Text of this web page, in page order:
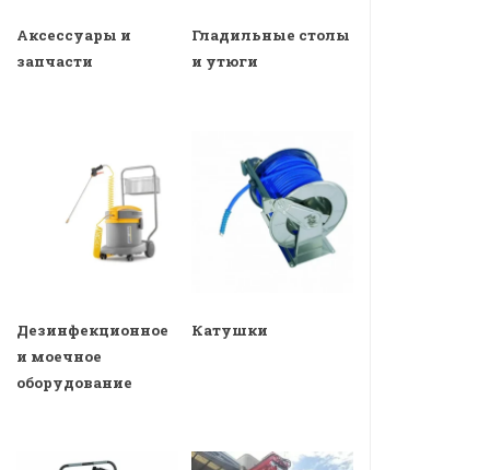
Аксессуары и
запчасти
Гладильные столы
и утюги
Дезинфекционное
и моечное
оборудование
Катушки